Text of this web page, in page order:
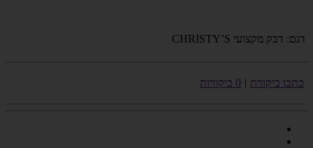
דגם: דבק מקצועי CHRISTY’S
כתבו ביקורת | 0 ביקורות